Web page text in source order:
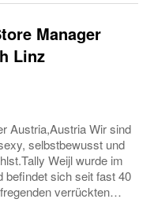
Manager
Linz
Austria,Austria Wir sind
selbstbewusst und
Weijl wurde im
befindet sich seit fast 40
verrückten